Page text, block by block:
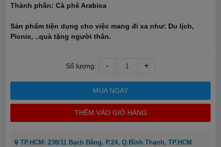
Thành phần: Cà phê Arabica
Sản phẩm tiện dụng cho việc mang đi xa như: Du lịch,
Picnic, ..quà tặng người thân.
Số lượng: - +
MUA NGAY
THÊM VÀO GIỎ HÀNG
TP.HCM: 238/11 Bạch Đằng, P.24, Q.Bình Thạnh, TP.HCM